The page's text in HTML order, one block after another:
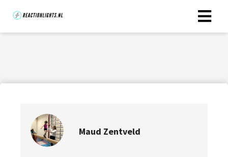
Maud Zentveld